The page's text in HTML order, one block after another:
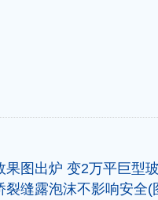
果图出炉 变2万平巨型
裂缝露泡沫不影响安全(